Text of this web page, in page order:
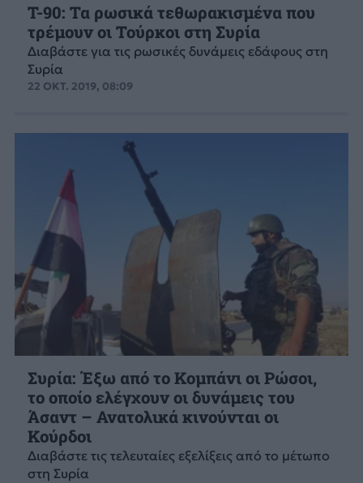
T-90: Τα ρωσικά τεθωρακισμένα που
τρέμουν οι Τούρκοι στη Συρία
Διαβάστε για τις ρωσικές δυνάμεις εδάφους στη
Συρία
22 ΟΚΤ. 2019, 08:09
Συρία: Έξω από το Κομπάνι οι Ρώσοι,
το οποίο ελέγχουν οι δυνάμεις του
Άσαντ – Ανατολικά κινούνται οι
Κούρδοι
Διαβάστε τις τελευταίες εξελίξεις από το μέτωπο
στη Συρία